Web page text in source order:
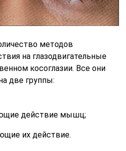
методов
на глазодвигательные
косоглазии. Все они
две группы:
действие мышц;
их действие.